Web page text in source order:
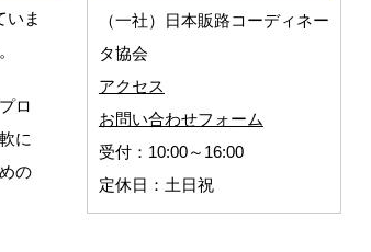
いま
ロ
に
の
（一社）日本販路コーディネー
タ協会
アクセス
お問い合わせフォーム
受付：10:00～16:00
定休日：土日祝